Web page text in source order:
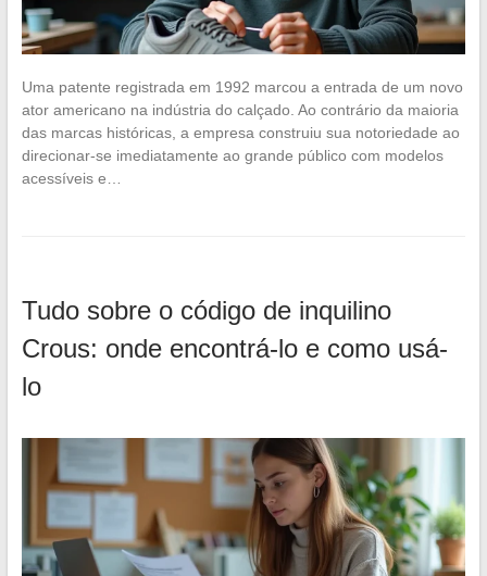
Uma patente registrada em 1992 marcou a entrada de um novo
ator americano na indústria do calçado. Ao contrário da maioria
das marcas históricas, a empresa construiu sua notoriedade ao
direcionar-se imediatamente ao grande público com modelos
acessíveis e…
Tudo sobre o código de inquilino
Crous: onde encontrá-lo e como usá-
lo